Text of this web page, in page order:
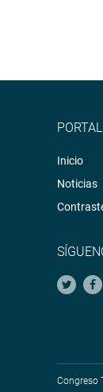
PORTAL
Inicio
Noticias
Congreso